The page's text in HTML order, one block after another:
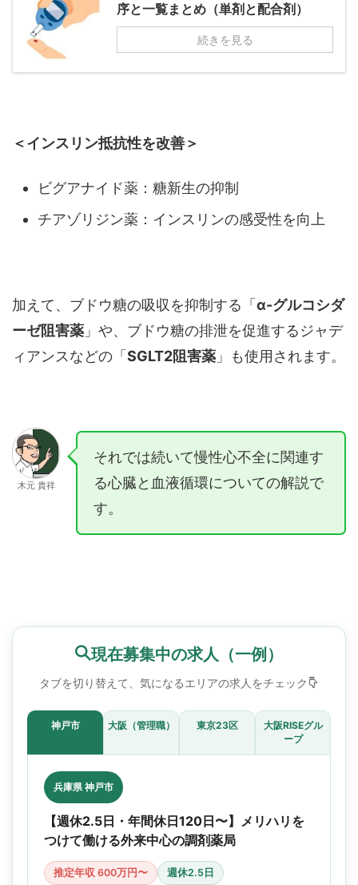
序と一覧まとめ（単剤と配合剤）
続きを見る
＜インスリン抵抗性を改善＞
ビグアナイド薬：糖新生の抑制
チアゾリジン薬：インスリンの感受性を向上
加えて、ブドウ糖の吸収を抑制する「 α-グルコシダ
ーゼ阻害薬 」や、ブドウ糖の排泄を促進するジャデ
ィアンスなどの「 SGLT2阻害薬 」も使用されます。
木元 貴祥
それでは続いて慢性心不全に関連す
る心臓と血液循環についての解説で
す。
現在募集中の求人（一例）
タブを切り替えて、気になるエリアの求人をチェック
神戸市 大阪（管理職） 東京23区
大阪RISEグル
ープ
兵庫県 神戸市
【週休2.5日・年間休日120日〜】メリハリを
つけて働ける外来中心の調剤薬局
推定年収 600万円〜
週休2.5日